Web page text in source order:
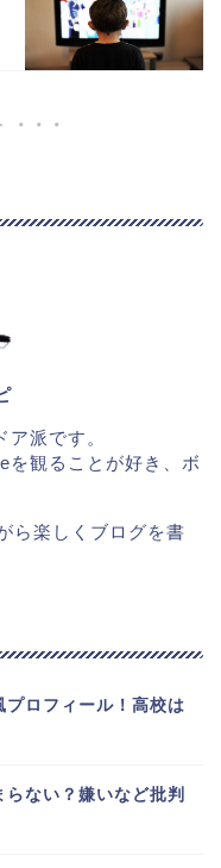
派です。
を観ることが好き、ボ
ら楽しくブログを書
ロフィール！高校は
ない？嫌いなど批判